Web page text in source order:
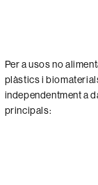
Per a usos no
plàstics i
independentment a
principals: